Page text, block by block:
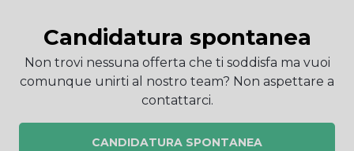
Candidatura spontanea
Non trovi nessuna offerta che ti soddisfa ma vuoi
comunque unirti al nostro team? Non aspettare a
contattarci.
CANDIDATURA SPONTANEA